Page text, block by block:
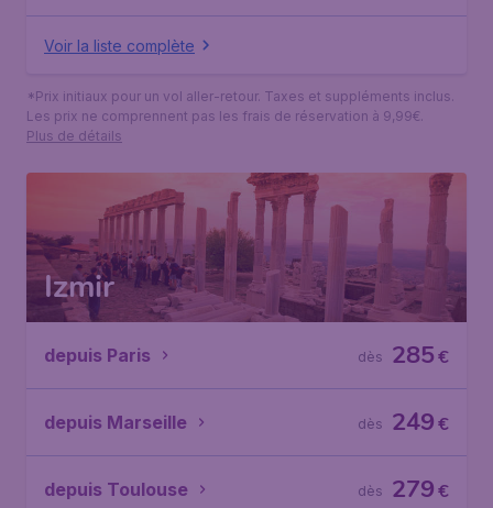
Voir la liste complète
*Prix initiaux pour un vol aller-retour. Taxes et suppléments inclus.
Les prix ne comprennent pas les frais de réservation à 9,99€.
Plus de détails
Izmir
depuis Paris €
285
dès
depuis Marseille €
249
dès
depuis Toulouse €
279
dès